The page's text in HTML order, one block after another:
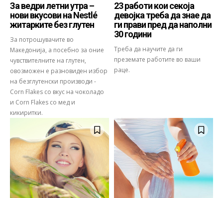
За ведри летни утра –
нови вкусови на Nestlé
житарките без глутен
За потрошувачите во
Македонија, а посебно за оние
чувствителните на глутен,
овозможен е разновиден избор
на безглутенски производи -
Corn Flakes со вкус на чоколадо
и Corn Flakes со мед и
кикиритки.
23 работи кои секоја
девојка треба да знае да
ги прави пред да наполни
30 години
Треба да научите да ги
преземате работите во ваши
раце.